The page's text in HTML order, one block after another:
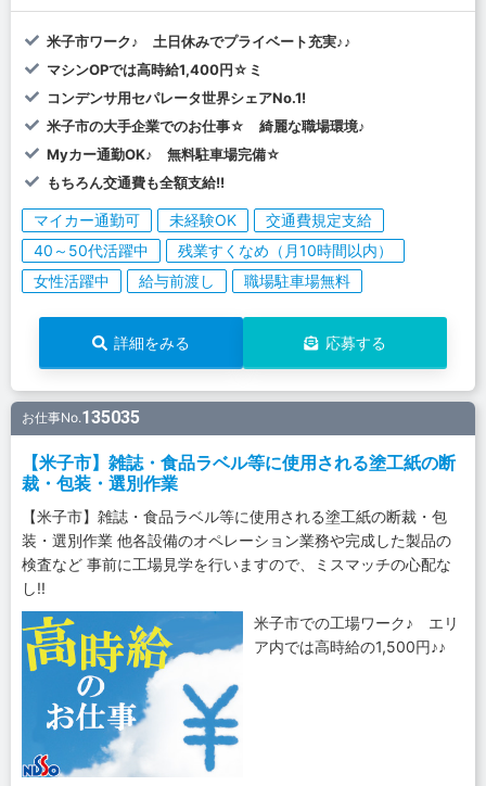
米子市ワーク♪ 土日休みでプライベート充実♪♪
マシンOPでは高時給1,400円☆ミ
コンデンサ用セパレータ世界シェアNo.1!
米子市の大手企業でのお仕事☆ 綺麗な職場環境♪
Myカー通勤OK♪ 無料駐車場完備☆
もちろん交通費も全額支給!!
マイカー通勤可 未経験OK
交通費規定支給
40～50代活躍中
残業すくなめ（月10時間以内）
女性活躍中
給与前渡し 職場駐車場無料
詳細をみる 応募する
お仕事No.135035
【米子市】雑誌・食品ラベル等に使用される塗工紙の断
裁・包装・選別作業
【米子市】雑誌・食品ラベル等に使用される塗工紙の断裁・包
装・選別作業 他各設備のオペレーション業務や完成した製品の
検査など 事前に工場見学を行いますので、ミスマッチの心配な
し!!
米子市での工場ワーク♪ エリ
ア内では高時給の1,500円♪♪